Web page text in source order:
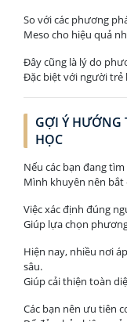
So với các phương
Meso cho hiệu quả
Đây cũng là lý do
Đặc biệt với người trẻ
GỢI Ý HƯỚNG
HỌC
Nếu các bạn đang
Mình khuyên nên bắt
Việc xác định đúng
Giúp lựa chọn
Hiện nay, nhiều nơi
sâu.
Giúp cải thiện toàn
Các bạn nên ưu tiên